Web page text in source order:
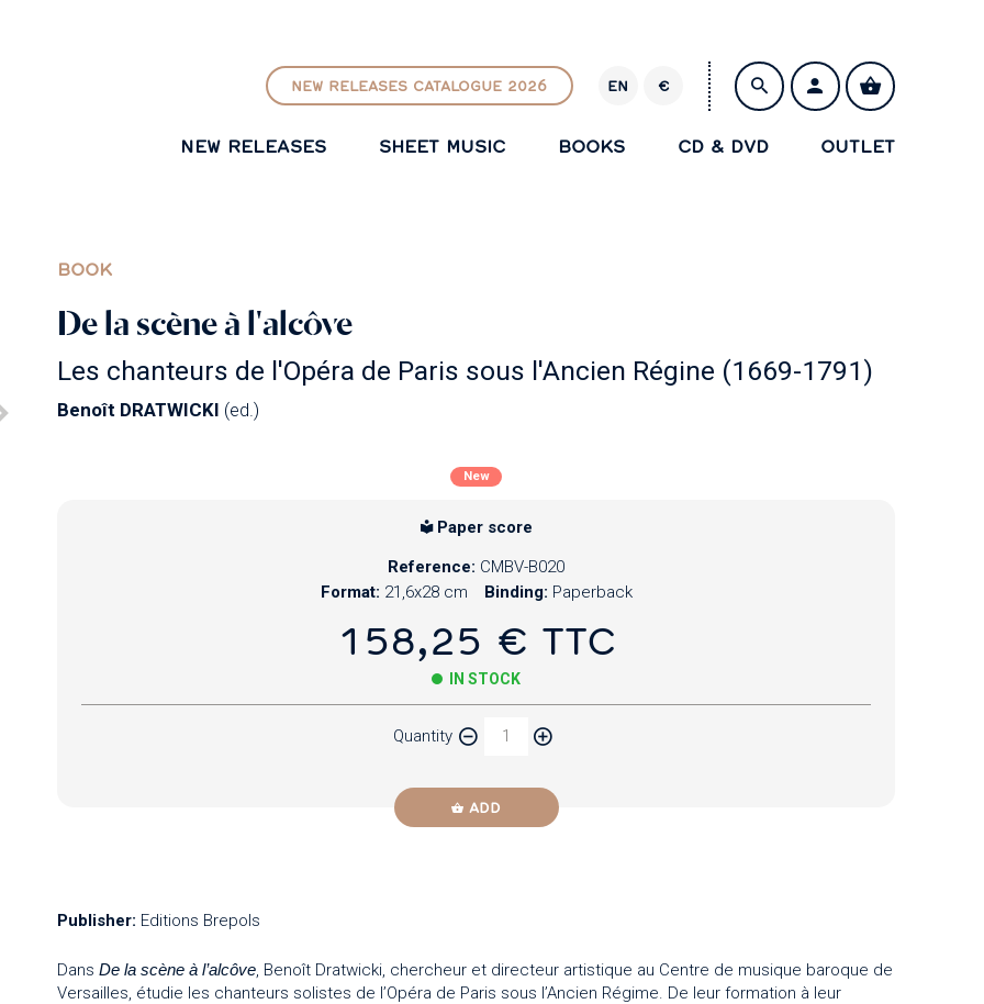
NEW RELEASES CATALOGUE 2026 EN
R
€
NEW RELEASES SHEET MUSIC BOOKS CD & DVD OUTLET
BOOK
De la scène à l'alcôve
Les chanteurs de l'Opéra de Paris sous l'Ancien Régine (1669-1791)
Benoît DRATWICKI (ed.)
New
Paper score
Reference: CMBV-B020
Format: 21,6x28 cm Binding: Paperback
158,25 € TTC
IN STOCK
Quantity
ADD
Publisher: Editions Brepols
Dans De la scène à l’alcôve, Benoît Dratwicki, chercheur et directeur artistique au Centre de musique baroque de
Versailles, étudie les chanteurs solistes de l’Opéra de Paris sous l’Ancien Régime. De leur formation à leur